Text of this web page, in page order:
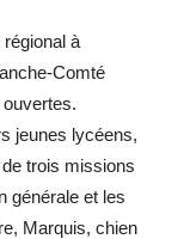
à
Comté
jeunes lycéens,
trois missions
générale et les
Marquis, chien